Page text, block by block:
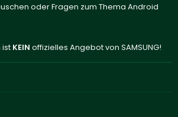
oder Fragen zum Thema Android
ist KEIN offizielles Angebot von SAMSUNG!